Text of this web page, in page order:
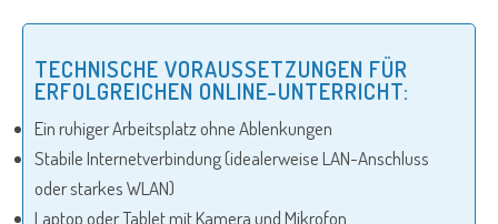
TECHNISCHE VORAUSSETZUNGEN FÜR
ERFOLGREICHEN ONLINE-UNTERRICHT:
Ein ruhiger Arbeitsplatz ohne Ablenkungen
Stabile Internetverbindung (idealerweise LAN-Anschluss
oder starkes WLAN)
Laptop oder Tablet mit Kamera und Mikrofon